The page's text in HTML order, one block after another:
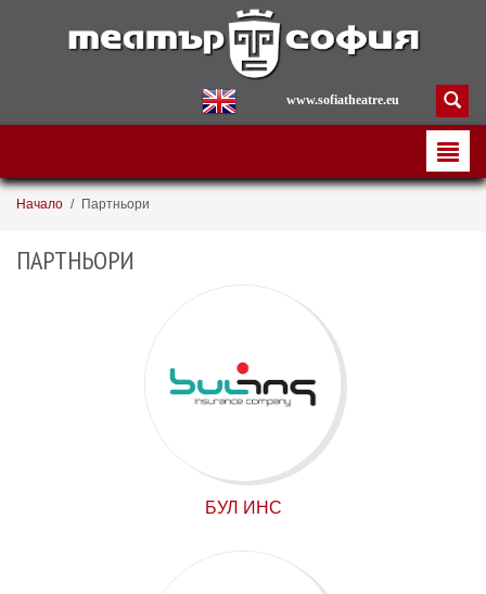
www.sofiatheatre.eu
Начало / Партньори
ПАРТНЬОРИ
БУЛ ИНС